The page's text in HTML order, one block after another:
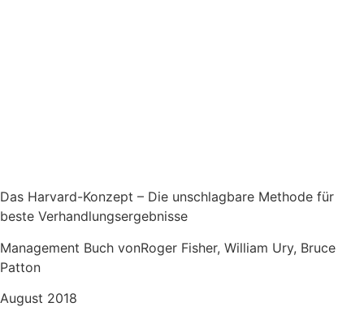
Das Harvard-Konzept – Die unschlagbare Methode für
beste Verhandlungsergebnisse
Management Buch vonRoger Fisher, William Ury, Bruce
Patton
August 2018